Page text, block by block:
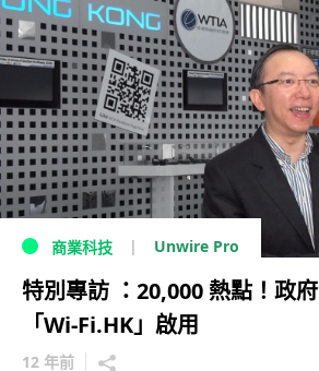
商業科技 Unwire Pro
特別專訪 ：20,000 熱點！政
「Wi-Fi.HK」啟用
12 年前